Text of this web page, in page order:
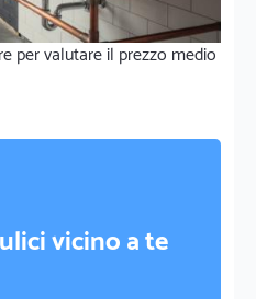
per valutare il prezzo medio
vicino a te